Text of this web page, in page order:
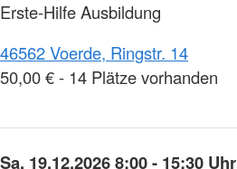
Erste-Hilfe Ausbildung
46562 Voerde, Ringstr. 14
50,00 € - 14 Plätze vorhanden
Sa. 19.12.2026 8:00 - 15:30 Uhr